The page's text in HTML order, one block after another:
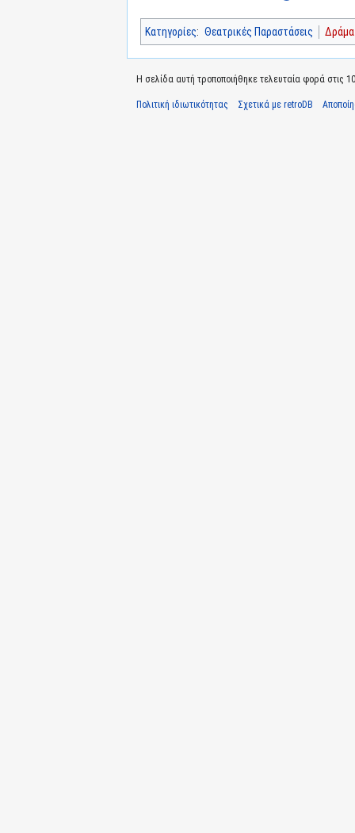
Κατηγορίες: Θεατρικές Παραστάσεις Δράμα
Η σελίδα αυτή τροποποιήθηκε τελευταία φορά στις
Πολιτική ιδιωτικότητας Σχετικά με retroDB